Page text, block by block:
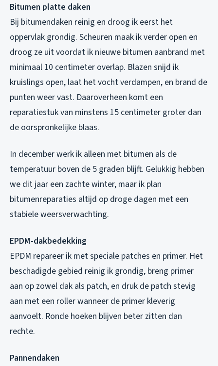
Bitumen platte daken
Bij bitumendaken reinig en droog ik eerst het
oppervlak grondig. Scheuren maak ik verder open en
droog ze uit voordat ik nieuwe bitumen aanbrand met
minimaal 10 centimeter overlap. Blazen snijd ik
kruislings open, laat het vocht verdampen, en brand de
punten weer vast. Daaroverheen komt een
reparatiestuk van minstens 15 centimeter groter dan
de oorspronkelijke blaas.
In december werk ik alleen met bitumen als de
temperatuur boven de 5 graden blijft. Gelukkig hebben
we dit jaar een zachte winter, maar ik plan
bitumenreparaties altijd op droge dagen met een
stabiele weersverwachting.
EPDM-dakbedekking
EPDM repareer ik met speciale patches en primer. Het
beschadigde gebied reinig ik grondig, breng primer
aan op zowel dak als patch, en druk de patch stevig
aan met een roller wanneer de primer kleverig
aanvoelt. Ronde hoeken blijven beter zitten dan
rechte.
Pannendaken